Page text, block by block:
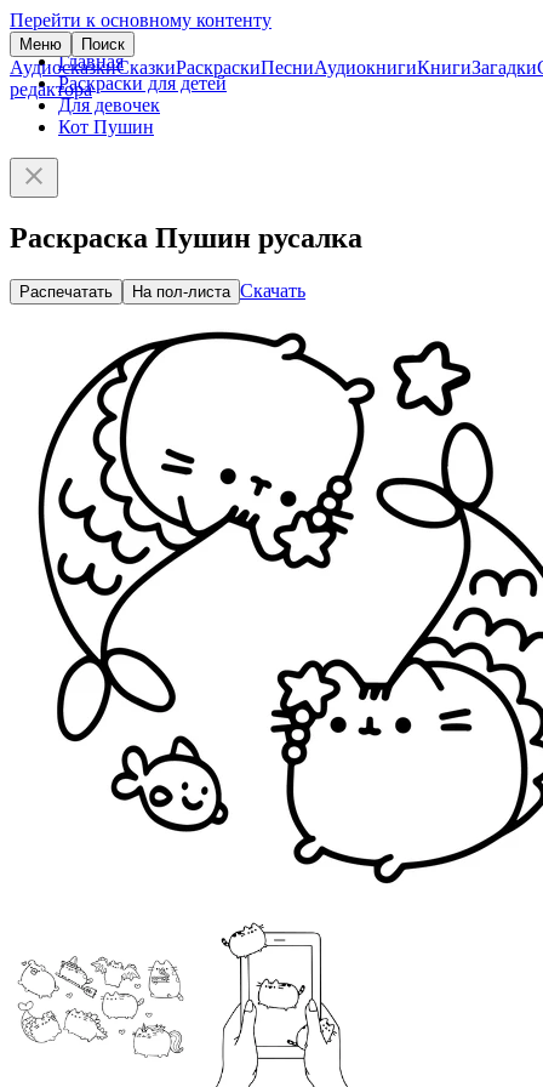
Перейти к основному контенту
Меню Поиск
АудиосказкиСказкиРаскраскиПесниАудиокнигиКнигиЗагадки
редактора
Главная
Раскраски для детей
Для девочек
Кот Пушин
Раскраска Пушин русалка
Распечатать На пол-листа Скачать